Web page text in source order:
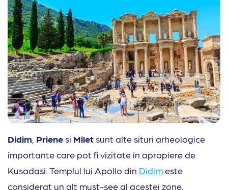
Didim Prienesi Miletsunt alte situri arheologice
importante care pot fi vizitate in apropiere de
Kusadasi. Templul lui Apollo din Didimeste
considerat un alt must-see al acestei zone.